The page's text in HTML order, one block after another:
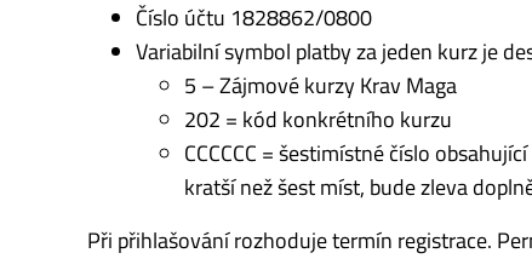
Číslo účtu 1828862/0800
Variabilní symbol platby za jeden kurz je
5 – Zájmové kurzy Krav Maga
202 = kód konkrétního kurzu
CCCCCC = šestimístné číslo
kratší než šest míst, bude zleva
Při přihlašování rozhoduje termín registrace.